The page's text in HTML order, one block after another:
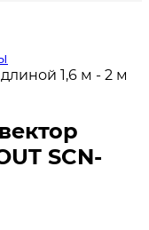
1,6 м - 2 м
SCN-